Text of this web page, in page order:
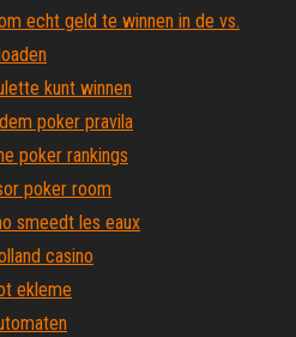
echt geld te winnen in de vs.
kunt winnen
poker pravila
poker rankings
poker room
smeedt les eaux
casino
ekleme